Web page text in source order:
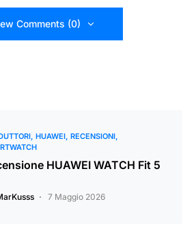
Comments (0)
HUAWEI RECENSIONI
HUAWEI WATCH Fit 5
7 Maggio 2026